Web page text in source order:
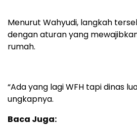
Menurut Wahyudi, langkah
dengan aturan yang
rumah.
“Ada yang lagi WFH tapi dinas
ungkapnya.
Baca Juga: